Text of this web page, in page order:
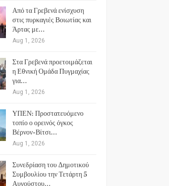
Από τα Γρεβενά ενίσχυση
στις πυρκαγιές Βοιωτίας και
Άρτας με…
Aug 1, 2026
Στα Γρεβενά προετοιμάζεται
η Εθνική Ομάδα Πυγμαχίας
για…
Aug 1, 2026
ΥΠΕΝ: Προστατευόμενο
τοπίο ο ορεινός όγκος
Βέρνον-Βίτσι…
Aug 1, 2026
Συνεδρίαση του Δημοτικού
Συμβουλίου την Τετάρτη 5
Αυγούστου…